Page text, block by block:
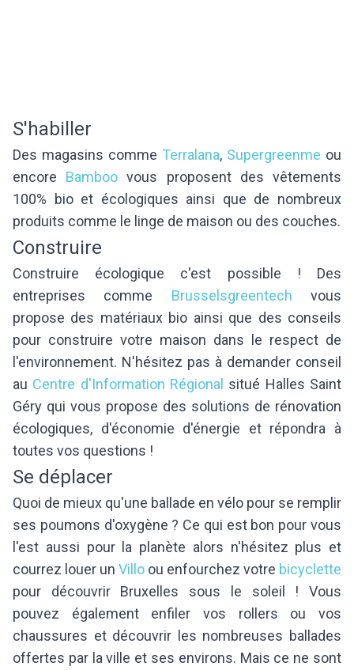
S'habiller
Des magasins comme Terralana, Supergreenme ou
encore Bamboo vous proposent des vêtements
100% bio et écologiques ainsi que de nombreux
produits comme le linge de maison ou des couches.
Construire
Construire écologique c'est possible ! Des
entreprises comme Brusselsgreentech vous
propose des matériaux bio ainsi que des conseils
pour construire votre maison dans le respect de
l'environnement. N'hésitez pas à demander conseil
au Centre d'Information Régional situé Halles Saint
Géry qui vous propose des solutions de rénovation
écologiques, d'économie d'énergie et répondra à
toutes vos questions !
Se déplacer
Quoi de mieux qu'une ballade en vélo pour se remplir
ses poumons d'oxygène ? Ce qui est bon pour vous
l'est aussi pour la planète alors n'hésitez plus et
courrez louer un Villo ou enfourchez votre bicyclette
pour découvrir Bruxelles sous le soleil ! Vous
pouvez également enfiler vos rollers ou vos
chaussures et découvrir les nombreuses ballades
offertes par la ville et ses environs. Mais ce ne sont